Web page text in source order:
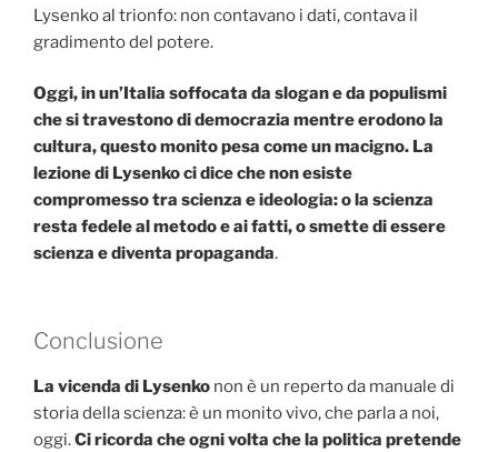
Lysenko al trionfo: non contavano i dati, contava il
gradimento del potere.
Oggi, in un’Italia soffocata da slogan e da populismi
che si travestono di democrazia mentre erodono la
cultura, questo monito pesa come un macigno. La
lezione di Lysenko ci dice che non esiste
compromesso tra scienza e ideologia: o la scienza
resta fedele al metodo e ai fatti, o smette di essere
scienza e diventa propaganda.
Conclusione
La vicenda di Lysenko non è un reperto da manuale di
storia della scienza: è un monito vivo, che parla a noi,
oggi.Ci ricorda che ogni volta che la politica pretende